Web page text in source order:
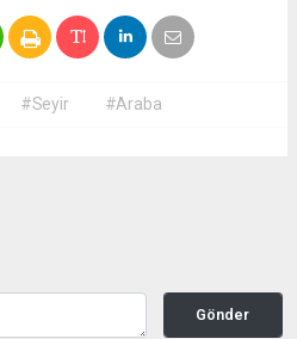
#Seyir #Araba
Gönder